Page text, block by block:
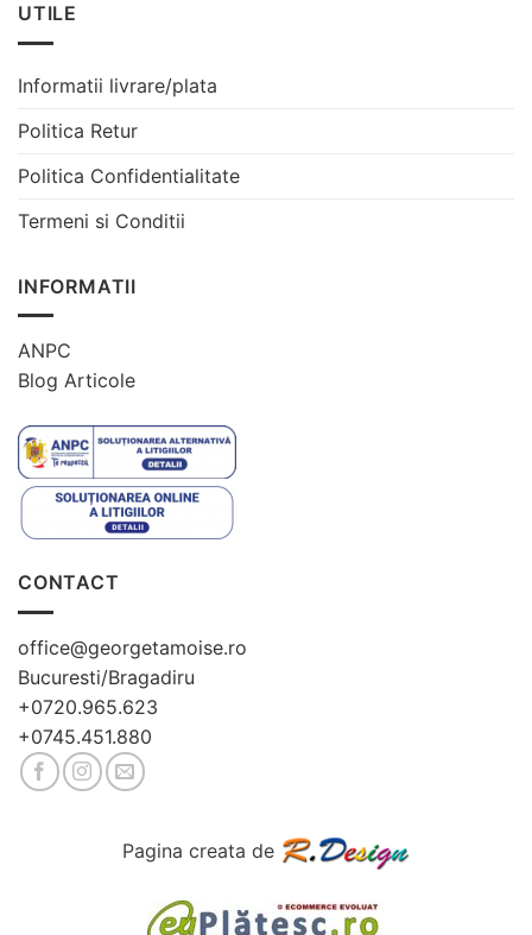
UTILE
Informatii livrare/plata
Politica Retur
Politica Confidentialitate
Termeni si Conditii
INFORMATII
ANPC
Blog Articole
CONTACT
office@georgetamoise.ro
Bucuresti/Bragadiru
+0720.965.623
+0745.451.880
Pagina creata de